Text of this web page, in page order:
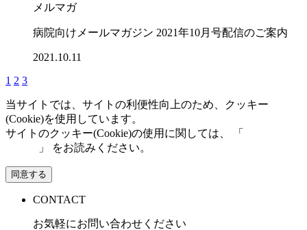
メルマガ
病院向けメールマガジン 2021年10月号配信のご案内
2021.10.11
1 2 3
当サイトでは、サイトの利便性向上のため、クッキー
(Cookie)を使用しています。
サイトのクッキー(Cookie)の使用に関しては、 「
」 をお読みください。
同意する
CONTACT
お気軽にお問い合わせください